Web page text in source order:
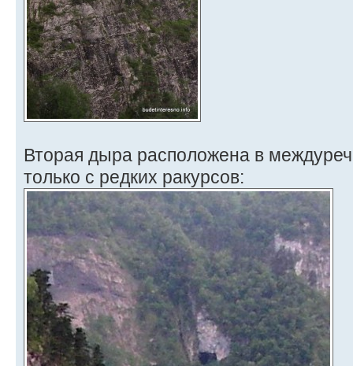
Вторая дыра расположена в
только с редких ракурсов: